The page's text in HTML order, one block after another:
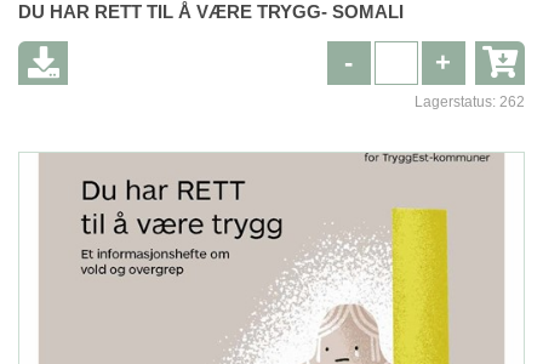
DU HAR RETT TIL Å VÆRE TRYGG- SOMALI
+
-
Lagerstatus: 262